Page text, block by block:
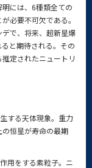
には、6種類全ての
必要不可欠である。
で、将来、超新星爆
と期待される。その
定されたニュートリ
する天体現象。重力
恒星が寿命の最期
用をする素粒子。ニ